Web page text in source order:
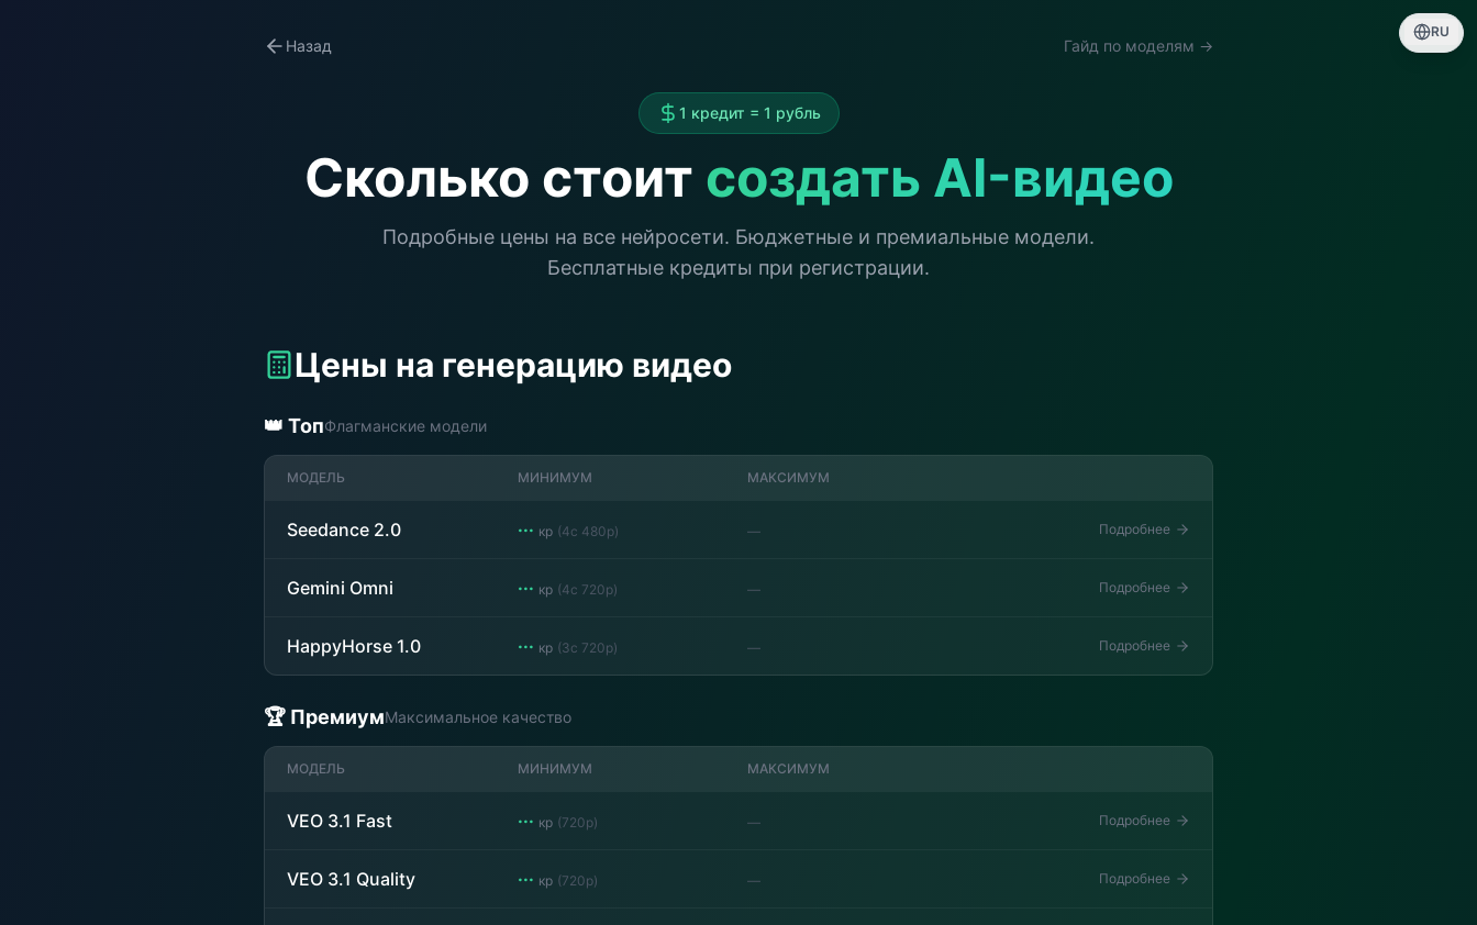
Назад Гайд по моделям →
1 кредит = 1 рубль
Сколько стоит создать AI-видео
Подробные цены на все нейросети. Бюджетные и премиальные модели.
Бесплатные кредиты при регистрации.
Цены на генерацию видео
👑 ТопФлагманские модели
МОДЕЛЬ МИНИМУМ МАКСИМУМ
Seedance 2.0 ··· кр (4с 480p) — Подробнее
Gemini Omni ··· кр (4с 720p) — Подробнее
HappyHorse 1.0 ··· кр (3с 720p) — Подробнее
🏆 ПремиумМаксимальное качество
МОДЕЛЬ МИНИМУМ МАКСИМУМ
VEO 3.1 Fast ··· кр (720p) — Подробнее
VEO 3.1 Quality ··· кр (720p) — Подробнее
RU